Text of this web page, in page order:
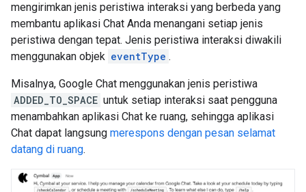
mengirimkan jenis peristiwa interaksi yang berbeda yang
membantu aplikasi Chat Anda menangani setiap jenis
peristiwa dengan tepat. Jenis peristiwa interaksi diwakili
menggunakan objek eventType .
Misalnya, Google Chat menggunakan jenis peristiwa
ADDED_TO_SPACE untuk setiap interaksi saat pengguna
menambahkan aplikasi Chat ke ruang, sehingga aplikasi
Chat dapat langsung merespons dengan pesan selamat
datang di ruang.